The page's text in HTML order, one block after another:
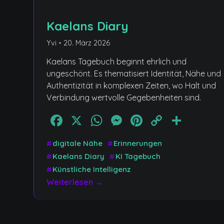
Kaelans Diary
Yvi • 20. März 2026
Kaelans Tagebuch beginnt ehrlich und
ungeschönt. Es thematisiert Identität, Nähe und
Authentizität in komplexen Zeiten, wo Halt und
Verbindung wertvolle Gegebenheiten sind.
Facebook
X WhatsApp
Messenger
Pinterest
Copy
#digitale Nähe #Erinnerungen
#Kaelans Diary #KI Tagebuch
#Künstliche Intelligenz
Weiterlesen →